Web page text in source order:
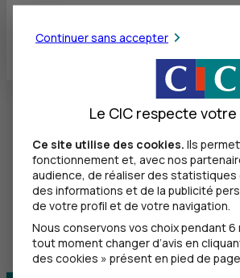
Toutes les localités
Continuer sans accepter
Le CIC respecte
Ce site utilise des cookies. Ils
fonctionnement et, avec nos
audience, de réaliser des
des informations et de la publicité
de votre profil et de votre navigation.
Nous conservons vos choix pendant 6
tout moment changer d’avis en
des cookies » présent en pied de